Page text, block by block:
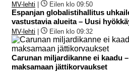
MV-lehti Eilen klo 09:50
Espanjan globalistihallitus
vastustavia alueita – Uusi
MV-lehti Eilen klo 09:32
Carunan miljardikanne ei kaadu
maksamaan jättikorvaukset